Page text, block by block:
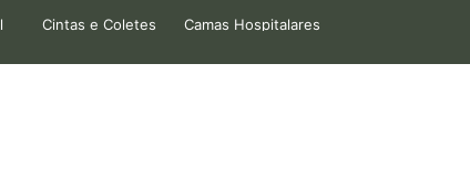
Cintas e Coletes Camas Hospitalares